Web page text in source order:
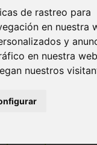
de rastreo para
en nuestra
y
en nuestra
nuestros